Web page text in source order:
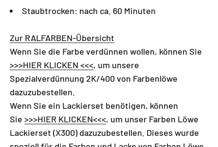
Staubtrocken: nach ca. 60 Minuten
Zur RALFARBEN-Übersicht
Wenn Sie die Farbe verdünnen wollen, können Sie
>>>HIER KLICKEN <<<, um unsere
Spezialverdünnung 2K/400 von Farbenlöwe
dazuzubestellen.
Wenn Sie ein Lackierset benötigen, können
Sie >>>HIER KLICKEN<<<, um unser Farben Löwe
Lackierset (X300) dazuzubestellen. Dieses wurde